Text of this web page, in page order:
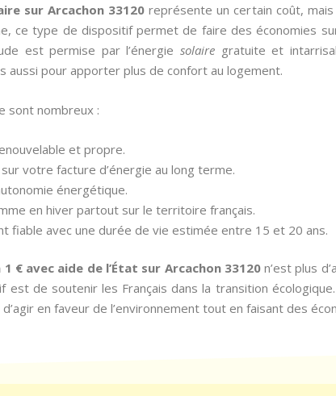
sur Arcachon 33120 représente un certain coût,
ce type de dispositif permet de faire des économies
est permise par l’énergie solaire gratuite et
aussi pour apporter plus de confort au logement.
sont nombreux :
et propre.
votre facture d’énergie au long terme.
énergétique.
en hiver partout sur le territoire français.
fiable avec une durée de vie estimée entre 15 et 20 ans.
€ avec aide de l’État sur Arcachon 33120n’est plus
est de soutenir les Français dans la transition
en faveur de l’environnement tout en faisant des